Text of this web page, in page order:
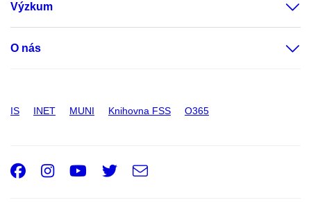
Výzkum
O nás
IS INET MUNI Knihovna FSS O365
Facebook
Instagram
Youtube
Twitter
e-